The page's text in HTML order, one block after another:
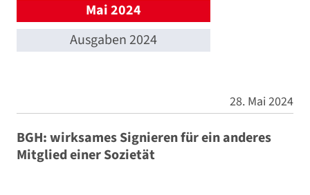
Mai 2024
Ausgaben 2024
28. Mai 2024
BGH: wirksames Signieren für ein anderes
Mitglied einer Sozietät